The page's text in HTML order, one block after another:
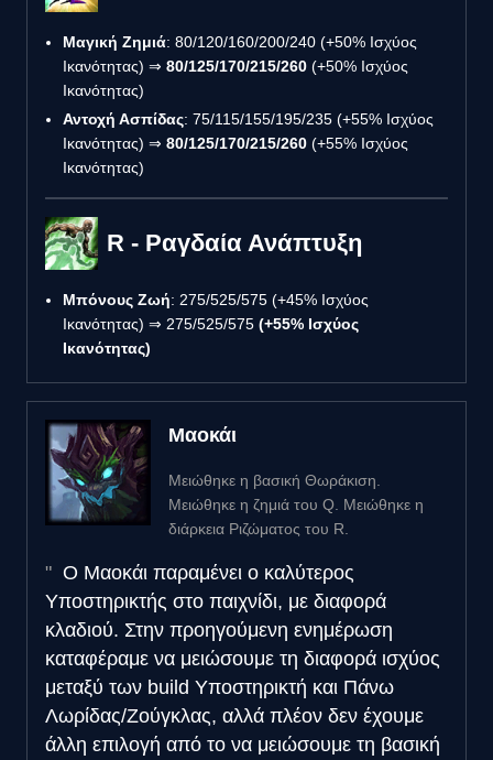
Μαγική Ζημιά: 80/120/160/200/240 (+50% Ισχύος
Ικανότητας) ⇒ 80/125/170/215/260 (+50% Ισχύος
Ικανότητας)
Αντοχή Ασπίδας: 75/115/155/195/235 (+55% Ισχύος
Ικανότητας) ⇒ 80/125/170/215/260 (+55% Ισχύος
Ικανότητας)
R - Ραγδαία Ανάπτυξη
Μπόνους Ζωή: 275/525/575 (+45% Ισχύος
Ικανότητας) ⇒ 275/525/575 (+55% Ισχύος
Ικανότητας)
Μαοκάι
Μειώθηκε η βασική Θωράκιση.
Μειώθηκε η ζημιά του Q. Μειώθηκε η
διάρκεια Ριζώματος του R.
Ο Μαοκάι παραμένει ο καλύτερος
Υποστηρικτής στο παιχνίδι, με διαφορά
κλαδιού. Στην προηγούμενη ενημέρωση
καταφέραμε να μειώσουμε τη διαφορά ισχύος
μεταξύ των build Υποστηρικτή και Πάνω
Λωρίδας/Ζούγκλας, αλλά πλέον δεν έχουμε
άλλη επιλογή από το να μειώσουμε τη βασική